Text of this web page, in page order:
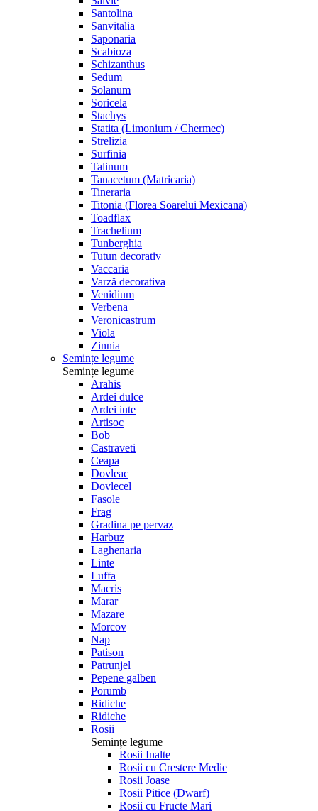
Santolina
Sanvitalia
Saponaria
Scabioza
Schizanthus
Sedum
Solanum
Soricela
Stachys
Statita (Limonium / Chermec)
Strelizia
Surfinia
Talinum
Tanacetum (Matricaria)
Tineraria
Titonia (Florea Soarelui Mexicana)
Toadflax
Trachelium
Tunberghia
Tutun decorativ
Vaccaria
Varză decorativa
Venidium
Verbena
Veronicastrum
Viola
Zinnia
Semințe legume
Semințe legume
Arahis
Ardei dulce
Ardei iute
Artisoc
Bob
Castraveti
Ceapa
Dovleac
Dovlecel
Fasole
Frag
Gradina pe pervaz
Harbuz
Laghenaria
Linte
Luffa
Macris
Marar
Mazare
Morcov
Nap
Patison
Patrunjel
Pepene galben
Porumb
Ridiche
Ridiche
Rosii
Semințe legume
Rosii Inalte
Rosii cu Crestere Medie
Rosii Joase
Rosii Pitice (Dwarf)
Rosii cu Fructe Mari